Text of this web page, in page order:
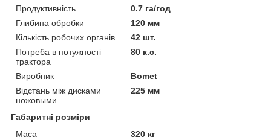
Продуктивність
0.7 га/год
Глибина обробки
120 мм
Кількість робочих органів
42 шт.
Потреба в потужності
трактора
80 к.с.
Виробник
Bomet
Відстань між дисками
ножовыми
225 мм
Габаритні розміри
Маса
320 кг